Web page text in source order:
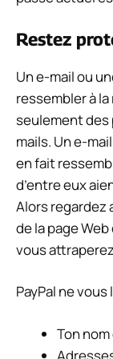
Restez
Un e-mail ou
ressembler à
seulement des
mails. Un e-
en fait
d’entre eux
Alors regardez
de la page
vous
PayPal ne
Ton